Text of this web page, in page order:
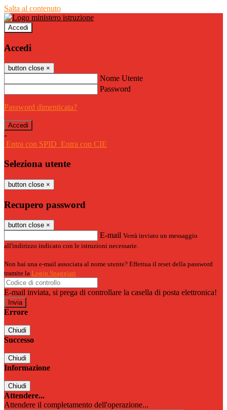
Salta al contenuto
Accedi
Accedi
button close ×
Nome Utente
Password
Password dimenticata?
-
Entra con SPID Entra con CIE
Seleziona utente
button close ×
Recupero password
button close ×
E-mail Verrà inviato un messaggio
all'indirizzo indicato con le istruzioni necessarie.
Non hai una e-mail associata al nome utente? Effettua il reset della password
tramite la Login Spaggiari
E-mail inviata, si prega di controllare la casella di posta elettronica!
Errore
Chiudi
Successo
Chiudi
Informazione
Chiudi
Attendere...
Attendere il completamento dell'operazione...